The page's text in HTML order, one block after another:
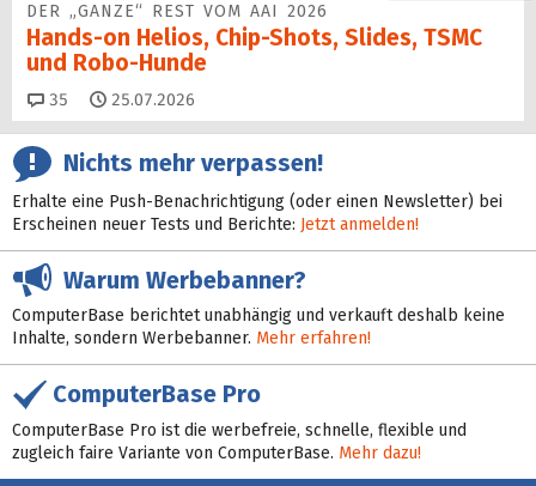
DER „GANZE“ REST VOM AAI 2026
Hands-on Helios, Chip-Shots, Slides, TSMC
und Robo-Hunde
35 Kommentare
25.07.2026
Nichts mehr verpassen!
Erhalte eine Push-Benachrichtigung (oder einen Newsletter) bei
Erscheinen neuer Tests und Berichte: Jetzt anmelden!
Warum Werbebanner?
ComputerBase berichtet unabhängig und verkauft deshalb keine
Inhalte, sondern Werbebanner. Mehr erfahren!
ComputerBase Pro
ComputerBase Pro ist die werbefreie, schnelle, flexible und
zugleich faire Variante von ComputerBase. Mehr dazu!